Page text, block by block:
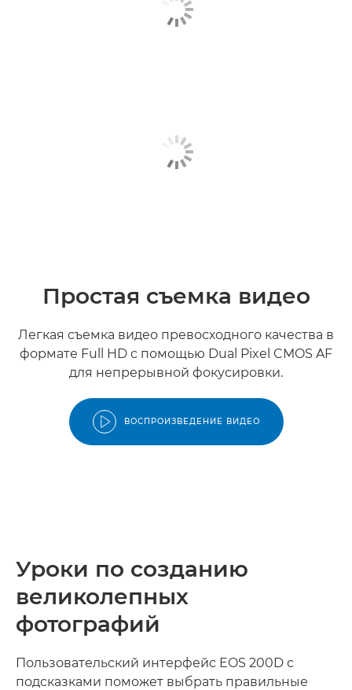
Простая съемка видео
Легкая съемка видео превосходного качества в
формате Full HD с помощью Dual Pixel CMOS AF
для непрерывной фокусировки.
ВОСПРОИЗВЕДЕНИЕ ВИДЕО
Уроки по созданию
великолепных
фотографий
Пользовательский интерфейс EOS 200D с
подсказками поможет выбрать правильные